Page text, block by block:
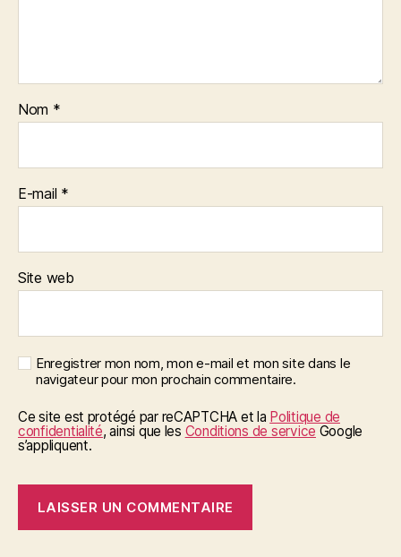
Nom *
E-mail *
Site web
Enregistrer mon nom, mon e-mail et mon site dans le
navigateur pour mon prochain commentaire.
Ce site est protégé par reCAPTCHA et la Politique de
confidentialité, ainsi que les Conditions de service Google
s’appliquent.